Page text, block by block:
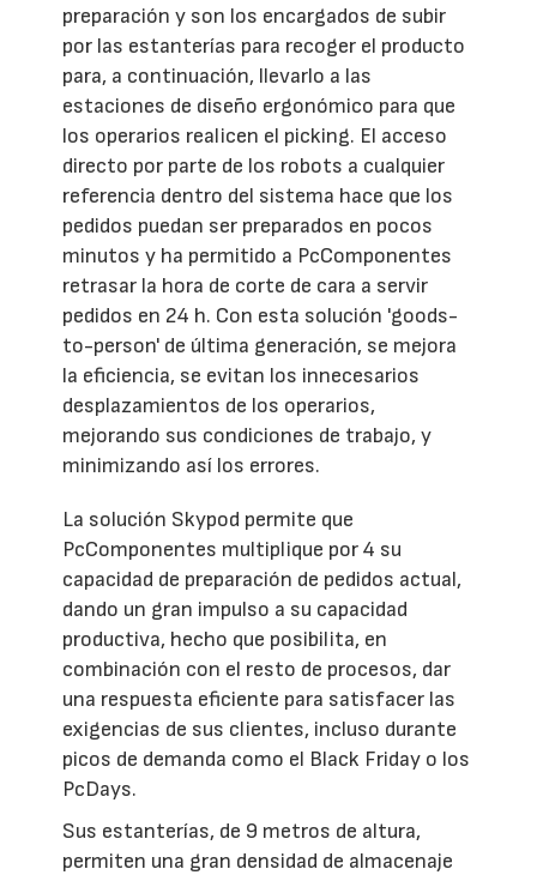
preparación y son los encargados de subir
por las estanterías para recoger el producto
para, a continuación, llevarlo a las
estaciones de diseño ergonómico para que
los operarios realicen el picking. El acceso
directo por parte de los robots a cualquier
referencia dentro del sistema hace que los
pedidos puedan ser preparados en pocos
minutos y ha permitido a PcComponentes
retrasar la hora de corte de cara a servir
pedidos en 24 h. Con esta solución 'goods-
to-person' de última generación, se mejora
la eficiencia, se evitan los innecesarios
desplazamientos de los operarios,
mejorando sus condiciones de trabajo, y
minimizando así los errores.
La solución Skypod permite que
PcComponentes multiplique por 4 su
capacidad de preparación de pedidos actual,
dando un gran impulso a su capacidad
productiva, hecho que posibilita, en
combinación con el resto de procesos, dar
una respuesta eficiente para satisfacer las
exigencias de sus clientes, incluso durante
picos de demanda como el Black Friday o los
PcDays.
Sus estanterías, de 9 metros de altura,
permiten una gran densidad de almacenaje